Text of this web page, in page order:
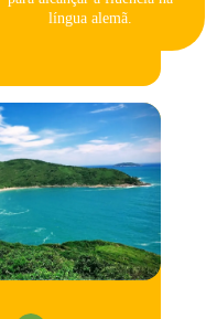
língua alemã.